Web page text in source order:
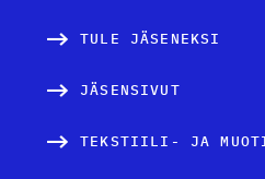
TULE JÄSENEKSI
JÄSENSIVUT
TEKSTIILI- JA